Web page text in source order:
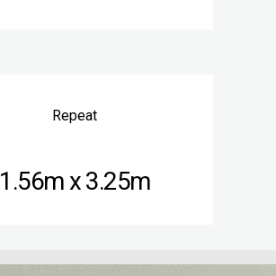
Repeat
1.56m x 3.25m